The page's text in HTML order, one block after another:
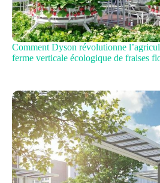
Comment Dyson révolutionne
ferme verticale écologique de fraises